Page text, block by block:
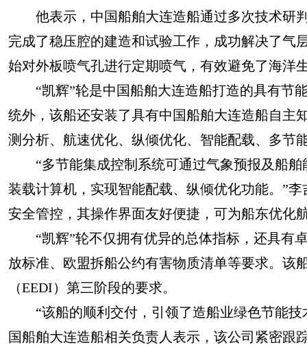
他表示，中国船舶大连造船通过多次技术研
完成了稳压腔的建造和试验工作，成功解决了气
始对外板喷气孔进行定期喷气，有效避免了海洋
“凯辉”轮是中国船舶大连造船打造的具有节
统外，该船还安装了具有中国船舶大连造船自主
测分析、航速优化、纵倾优化、智能配载、多节
“多节能集成控制系统可通过气象预报及船舶
装载计算机，实现智能配载、纵倾优化功能。”
安全管控，其操作界面友好便捷，可为船东优化
“凯辉”轮不仅拥有优异的总体指标，还具有
放标准、欧盟拆船公约有害物质清单等要求。该
（EEDI）第三阶段的要求。
“该船的顺利交付，引领了造船业绿色节能技
国船舶大连造船相关负责人表示，该公司紧密跟